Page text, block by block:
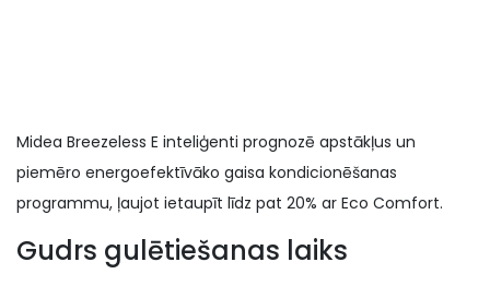
Midea Breezeless E inteliģenti prognozē apstākļus un
piemēro energoefektīvāko gaisa kondicionēšanas
programmu, ļaujot ietaupīt līdz pat 20% ar Eco Comfort.
Gudrs gulētiešanas laiks